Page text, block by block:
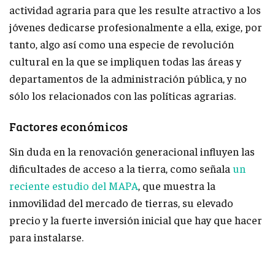
actividad agraria para que les resulte atractivo a los
jóvenes dedicarse profesionalmente a ella, exige, por
tanto, algo así como una especie de revolución
cultural en la que se impliquen todas las áreas y
departamentos de la administración pública, y no
sólo los relacionados con las políticas agrarias.
Factores económicos
Sin duda en la renovación generacional influyen las
dificultades de acceso a la tierra, como señala un
reciente estudio del MAPA, que muestra la
inmovilidad del mercado de tierras, su elevado
precio y la fuerte inversión inicial que hay que hacer
para instalarse.